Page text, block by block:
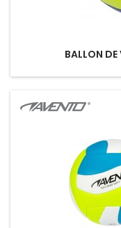
BALLON